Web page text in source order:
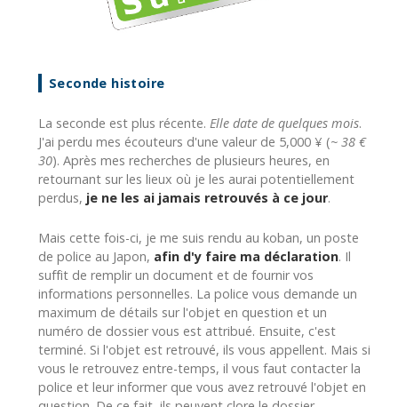
Seconde histoire
La seconde est plus récente. Elle date de quelques mois.
J'ai perdu mes écouteurs d'une valeur de 5,000 ¥ (~ 38 €
30). Après mes recherches de plusieurs heures, en
retournant sur les lieux où je les aurai potentiellement
perdus, je ne les ai jamais retrouvés à ce jour.
Mais cette fois-ci, je me suis rendu au koban, un poste
de police au Japon, afin d'y faire ma déclaration. Il
suffit de remplir un document et de fournir vos
informations personnelles. La police vous demande un
maximum de détails sur l'objet en question et un
numéro de dossier vous est attribué. Ensuite, c'est
terminé. Si l'objet est retrouvé, ils vous appellent. Mais si
vous le retrouvez entre-temps, il vous faut contacter la
police et leur informer que vous avez retrouvé l'objet en